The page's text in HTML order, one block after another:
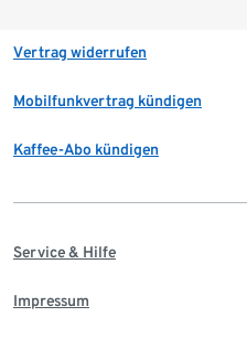
Vertrag widerrufen
Mobilfunkvertrag kündigen
Kaffee-Abo kündigen
Service & Hilfe
Impressum